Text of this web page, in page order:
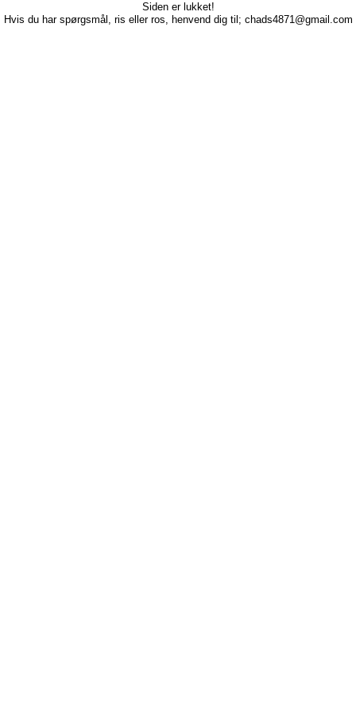
Siden er lukket!
Hvis du har spørgsmål, ris eller ros, henvend dig til; chads4871@gmail.com